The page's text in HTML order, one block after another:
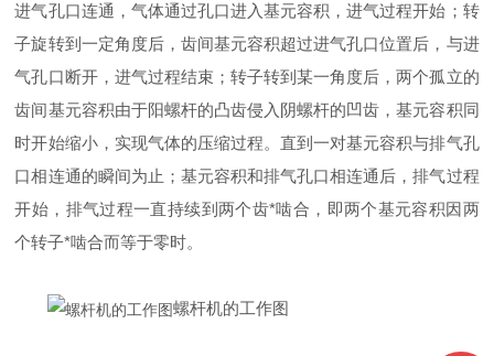
进气孔口连通，气体通过孔口进入基元容积 ，进气过程开始；转
子旋转到一定角度后，齿间基元容积超过进气孔口位置后，与进
气孔口断开，进气过程结束；转子转到某一角度后，两个孤立的
齿间基元容积由于阳螺杆的凸齿侵入阴螺杆的凹齿，基元容积同
时开始缩小，实现气体的压缩过程。直到一对基元容积与排气孔
口相连通的瞬间为止；基元容积和排气孔口相连通后，排气过程
开始，排气过程一直持续到两个齿*啮合，即两个基元容积因两
个转子*啮合而等于零时。
螺杆机的工作图